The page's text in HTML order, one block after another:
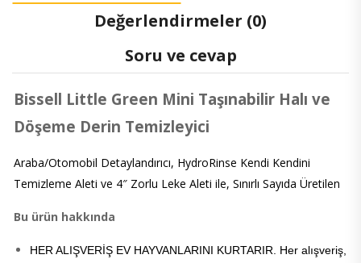
Değerlendirmeler (0)
Soru ve cevap
Bissell Little Green Mini Taşınabilir Halı ve
Döşeme Derin Temizleyici
Araba/Otomobil Detaylandırıcı, HydroRinse Kendi Kendini
Temizleme Aleti ve 4″ Zorlu Leke Aleti ile, Sınırlı Sayıda Üretilen
Bu ürün hakkında
HER ALIŞVERİŞ EV HAYVANLARINI KURTARIR. Her alışveriş,